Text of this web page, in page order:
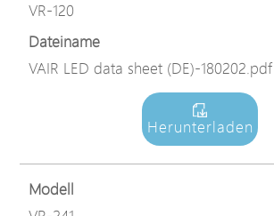
VR-120
Dateiname
VAIR LED data sheet (DE)-180202.pdf
Herunterladen
Modell